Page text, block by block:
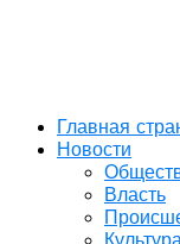
Главная
Новости
Власть